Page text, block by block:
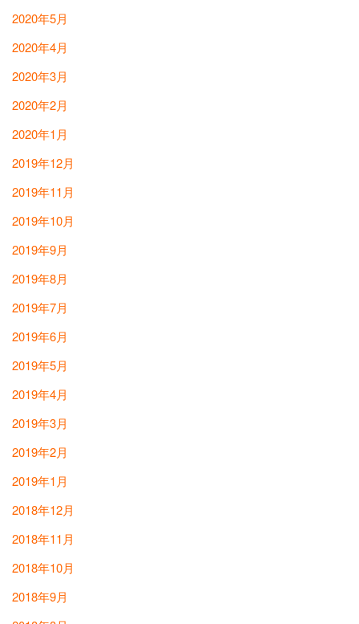
2020年5月
2020年4月
2020年3月
2020年2月
2020年1月
2019年12月
2019年11月
2019年10月
2019年9月
2019年8月
2019年7月
2019年6月
2019年5月
2019年4月
2019年3月
2019年2月
2019年1月
2018年12月
2018年11月
2018年10月
2018年9月